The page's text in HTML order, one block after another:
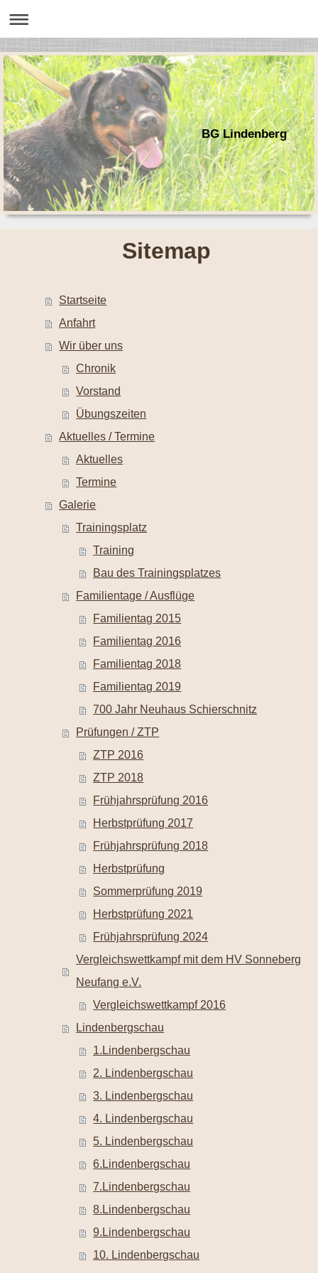
BG Lindenberg
Sitemap
Startseite
Anfahrt
Wir über uns
Chronik
Vorstand
Übungszeiten
Aktuelles / Termine
Aktuelles
Termine
Galerie
Trainingsplatz
Training
Bau des Trainingsplatzes
Familientage / Ausflüge
Familientag 2015
Familientag 2016
Familientag 2018
Familientag 2019
700 Jahr Neuhaus Schierschnitz
Prüfungen / ZTP
ZTP 2016
ZTP 2018
Frühjahrsprüfung 2016
Herbstprüfung 2017
Frühjahrsprüfung 2018
Herbstprüfung
Sommerprüfung 2019
Herbstprüfung 2021
Frühjahrsprüfung 2024
Vergleichswettkampf mit dem HV Sonneberg
Neufang e.V.
Vergleichswettkampf 2016
Lindenbergschau
1.Lindenbergschau
2. Lindenbergschau
3. Lindenbergschau
4. Lindenbergschau
5. Lindenbergschau
6.Lindenbergschau
7.Lindenbergschau
8.Lindenbergschau
9.Lindenbergschau
10. Lindenbergschau